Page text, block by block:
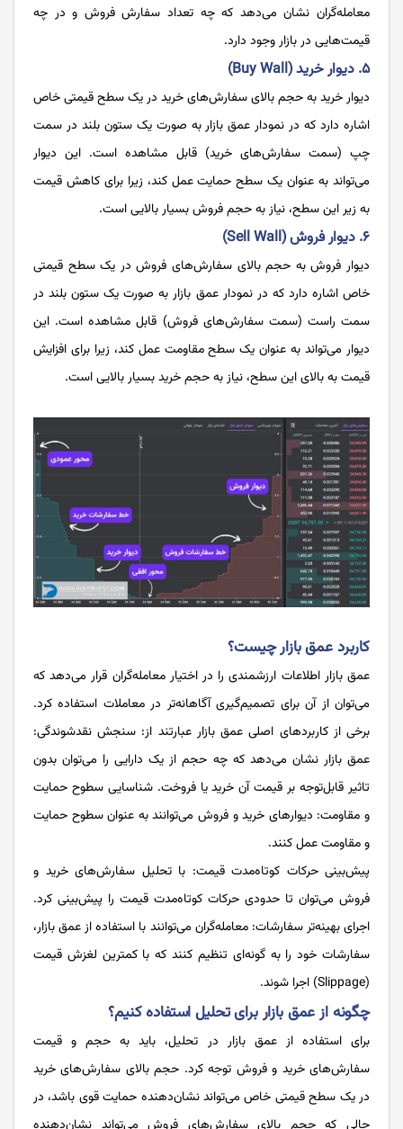
معامله‌گران نشان می‌دهد که چه تعداد سفارش فروش و در چه
قیمت‌هایی در بازار وجود دارد.
۵. دیوار خرید (Buy Wall)
دیوار خرید به حجم بالای سفارش‌های خرید در یک سطح قیمتی خاص
اشاره دارد که در نمودار عمق بازار به صورت یک ستون بلند در سمت
چپ (سمت سفارش‌های خرید) قابل مشاهده است. این دیوار
می‌تواند به عنوان یک سطح حمایت عمل کند، زیرا برای کاهش قیمت
به زیر این سطح، نیاز به حجم فروش بسیار بالایی است.
۶. دیوار فروش (Sell Wall)
دیوار فروش به حجم بالای سفارش‌های فروش در یک سطح قیمتی
خاص اشاره دارد که در نمودار عمق بازار به صورت یک ستون بلند در
سمت راست (سمت سفارش‌های فروش) قابل مشاهده است. این
دیوار می‌تواند به عنوان یک سطح مقاومت عمل کند، زیرا برای افزایش
قیمت به بالای این سطح، نیاز به حجم خرید بسیار بالایی است.
کاربرد عمق بازار چیست؟
عمق بازار اطلاعات ارزشمندی را در اختیار معامله‌گران قرار می‌دهد که
می‌توان از آن برای تصمیم‌گیری آگاهانه‌تر در معاملات استفاده کرد.
برخی از کاربردهای اصلی عمق بازار عبارتند از: سنجش نقدشوندگی:
عمق بازار نشان می‌دهد که چه حجم از یک دارایی را می‌توان بدون
تاثیر قابل‌توجه بر قیمت آن خرید یا فروخت. شناسایی سطوح حمایت
و مقاومت: دیوارهای خرید و فروش می‌توانند به عنوان سطوح حمایت
و مقاومت عمل کنند.
پیش‌بینی حرکات کوتاه‌مدت قیمت: با تحلیل سفارش‌های خرید و
فروش می‌توان تا حدودی حرکات کوتاه‌مدت قیمت را پیش‌بینی کرد.
اجرای بهینه‌تر سفارشات: معامله‌گران می‌توانند با استفاده از عمق بازار،
سفارشات خود را به گونه‌ای تنظیم کنند که با کمترین لغزش قیمت
(Slippage) اجرا شوند.
چگونه از عمق بازار برای تحلیل استفاده کنیم؟
برای استفاده از عمق بازار در تحلیل، باید به حجم و قیمت
سفارش‌های خرید و فروش توجه کرد. حجم بالای سفارش‌های خرید
در یک سطح قیمتی خاص می‌تواند نشان‌دهنده حمایت قوی باشد، در